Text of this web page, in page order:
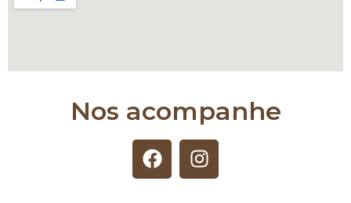
Nos acompanhe